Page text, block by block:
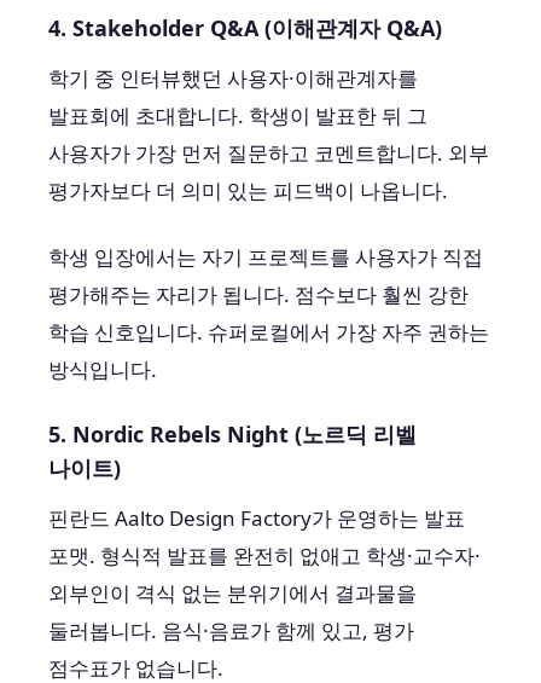
4. Stakeholder Q&A (이해관계자 Q&A)
학기 중 인터뷰했던 사용자·이해관계자를
발표회에 초대합니다. 학생이 발표한 뒤 그
사용자가 가장 먼저 질문하고 코멘트합니다. 외부
평가자보다 더 의미 있는 피드백이 나옵니다.
학생 입장에서는 자기 프로젝트를 사용자가 직접
평가해주는 자리가 됩니다. 점수보다 훨씬 강한
학습 신호입니다. 슈퍼로컬에서 가장 자주 권하는
방식입니다.
5. Nordic Rebels Night (노르딕 리벨
나이트)
핀란드 Aalto Design Factory가 운영하는 발표
포맷. 형식적 발표를 완전히 없애고 학생·교수자·
외부인이 격식 없는 분위기에서 결과물을
둘러봅니다. 음식·음료가 함께 있고, 평가
점수표가 없습니다.